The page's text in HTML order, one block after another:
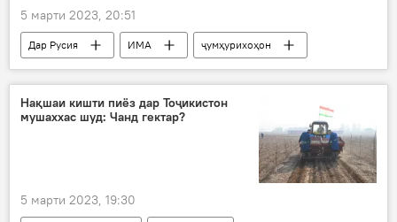
5 марти 2023, 20:51
Дар Русия ИМА
ҷумҳурихоҳон
Амрико
Украина аслиҳа
Нақшаи кишти пиёз дар Тоҷикистон
мушаххас шуд: Чанд гектар?
5 марти 2023, 19:30